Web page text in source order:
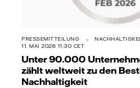
PRESSEMITTEILUNG
11. MAI 2026 11:30 CET
Unter 90.000
zählt weltweit zu den
Nachhaltigkeit